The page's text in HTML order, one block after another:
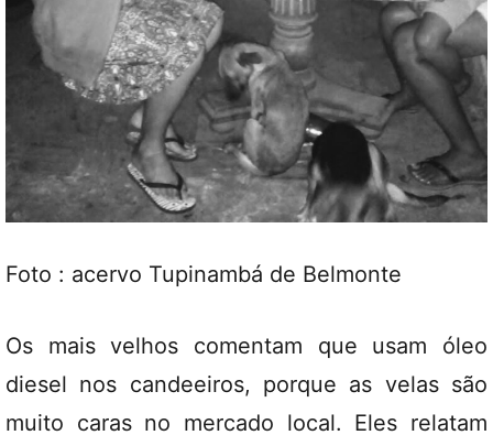
Foto : acervo Tupinambá de Belmonte
Os mais velhos comentam que usam óleo
diesel nos candeeiros, porque as velas são
muito caras no mercado local. Eles relatam